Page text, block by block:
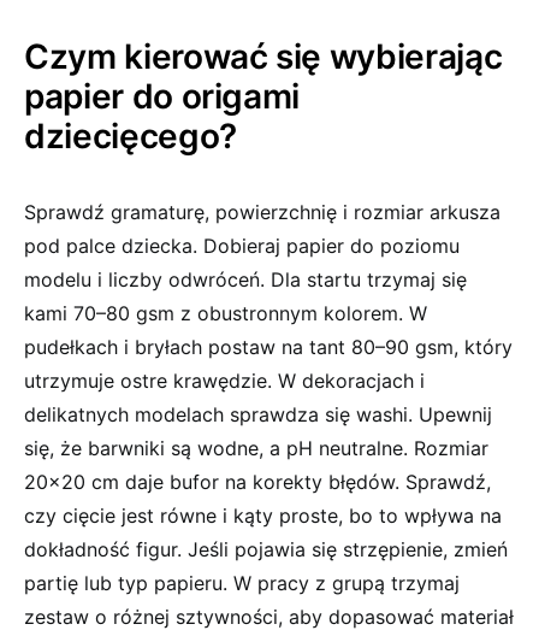
Czym kierować się wybierając
papier do origami
dziecięcego?
Sprawdź gramaturę, powierzchnię i rozmiar arkusza
pod palce dziecka. Dobieraj papier do poziomu
modelu i liczby odwróceń. Dla startu trzymaj się
kami 70–80 gsm z obustronnym kolorem. W
pudełkach i bryłach postaw na tant 80–90 gsm, który
utrzymuje ostre krawędzie. W dekoracjach i
delikatnych modelach sprawdza się washi. Upewnij
się, że barwniki są wodne, a pH neutralne. Rozmiar
20×20 cm daje bufor na korekty błędów. Sprawdź,
czy cięcie jest równe i kąty proste, bo to wpływa na
dokładność figur. Jeśli pojawia się strzępienie, zmień
partię lub typ papieru. W pracy z grupą trzymaj
zestaw o różnej sztywności, aby dopasować materiał